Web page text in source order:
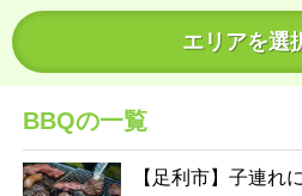
エリアを選
BBQの一覧
【足利市】子連れ